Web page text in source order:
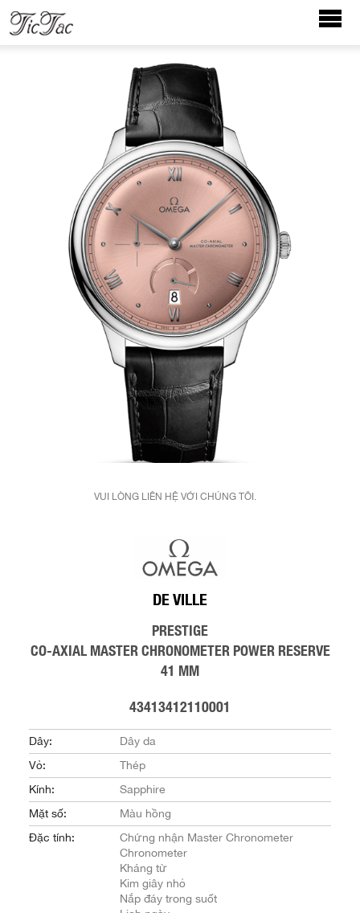
VUI LÒNG LIÊN HỆ VỚI CHÚNG TÔI.
DE VILLE
PRESTIGE
CO‑AXIAL MASTER CHRONOMETER POWER RESERVE
41 MM
43413412110001
Dây:
Dây da
Vỏ:
Thép
Kính:
Sapphire
Mặt số:
Màu hồng
Đặc tính:
Chứng nhận Master Chronometer
Chronometer
Kháng từ
Kim giây nhỏ
Nắp đáy trong suốt